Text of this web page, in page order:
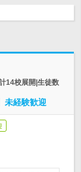
14校展開|生徒数
未経験歓迎